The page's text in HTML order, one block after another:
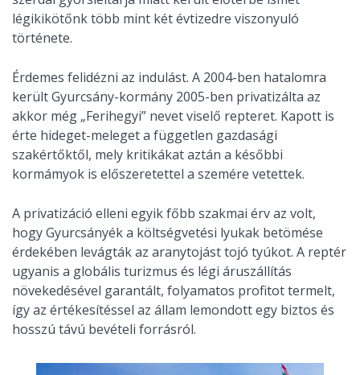
légikikötőnk több mint két évtizedre viszonyuló
története.
Érdemes felidézni az indulást. A 2004-ben hatalomra
került Gyurcsány-kormány 2005-ben privatizálta az
akkor még „Ferihegyi” nevet viselő repteret. Kapott is
érte hideget-meleget a független gazdasági
szakértőktől, mely kritikákat aztán a későbbi
kormámyok is előszeretettel a szemére vetettek.
A privatizáció elleni egyik főbb szakmai érv az volt,
hogy Gyurcsányék a költségvetési lyukak betömése
érdekében levágták az aranytojást tojó tyúkot. A reptér
ugyanis a globális turizmus és légi áruszállítás
növekedésével garantált, folyamatos profitot termelt,
így az értékesítéssel az állam lemondott egy biztos és
hosszú távú bevételi forrásról.